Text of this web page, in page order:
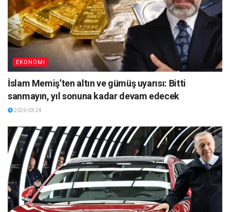
EKONOMI
İslam Memiş’ten altın ve gümüş uyarısı: Bitti
sanmayın, yıl sonuna kadar devam edecek
2026-03-24